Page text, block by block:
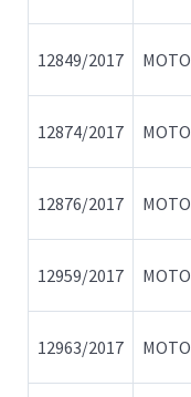
12849/2017 MOTO
12874/2017 MOTO
12876/2017 MOTO
12959/2017 MOTO
12963/2017 MOTO